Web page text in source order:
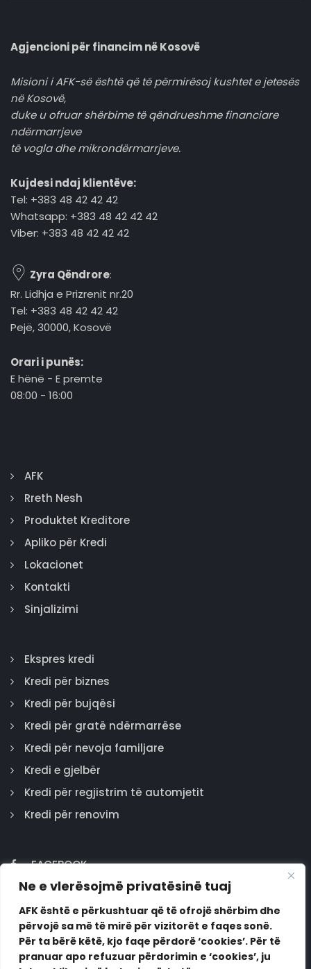
Ne e vlerësojmë privatësinë tuaj
AFK është e përkushtuar që të ofrojë shërbim dhe
përvojë sa më të mirë për vizitorët e faqes sonë.
Për ta bërë këtë, kjo faqe përdorë ‘cookies’. Për të
pranuar apo refuzuar përdorimin e ‘cookies’, ju
Agjencioni për financim në Kosovë
Misioni i AFK-së është që të përmirësoj kushtet e jetesës
në Kosovë,
duke u ofruar shërbime të qëndrueshme financiare
ndërmarrjeve
të vogla dhe mikrondërmarrjeve.
Kujdesi ndaj klientëve:
Tel: +383 48 42 42 42
Whatsapp: +383 48 42 42 42
Viber: +383 48 42 42 42
Zyra Qëndrore:
Rr. Lidhja e Prizrenit nr.20
Tel: +383 48 42 42 42
Pejë, 30000, Kosovë
Orari i punës:
E hënë - E premte
08:00 - 16:00
AFK
Rreth Nesh
Produktet Kreditore
Apliko për Kredi
Lokacionet
Kontakti
Sinjalizimi
Ekspres kredi
Kredi për biznes
Kredi për bujqësi
Kredi për gratë ndërmarrëse
Kredi për nevoja familjare
Kredi e gjelbër
Kredi për regjistrim të automjetit
Kredi për renovim
FACEBOOK
GOOGLE
INSTAGRAM
LINKEDIN